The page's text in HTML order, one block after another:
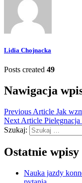
Lidia Chojnacka
Posts created 49
Nawigacja
Previous Article Jak
Next Article
Szukaj:
Ostatnie wpisy
Nauka jazdy